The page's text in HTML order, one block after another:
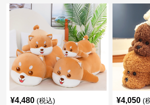
¥4,480 (税込) ¥4,050 (